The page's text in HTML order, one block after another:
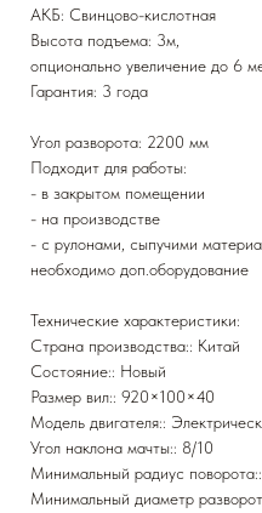
АКБ: Свинцово-кислотная
Высота подъема: 3м,
опционально увеличение до 6
Гарантия: 3 года
Угол разворота: 2200 мм
Подходит для работы:
- в закрытом помещении
- на производстве
- с рулонами, сыпучими
необходимо доп.оборудование
Технические характеристики:
Страна производства:: Китай
Состояние:: Новый
Размер вил:: 920×100×40
Модель двигателя::
Угол наклона мачты:: 8/10
Минимальный радиус
Минимальный диаметр